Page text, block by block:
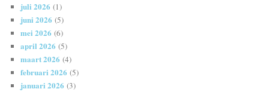
juli 2026 (1)
juni 2026 (5)
mei 2026 (6)
april 2026 (5)
maart 2026 (4)
februari 2026 (5)
januari 2026 (3)